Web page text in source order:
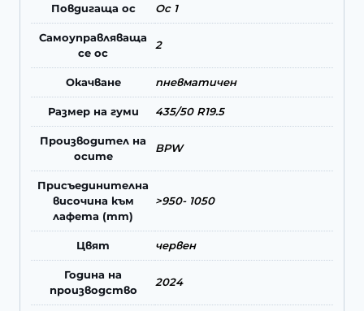
Повдигаща ос Ос 1
Самоуправляваща
се ос
2
Окачване пневматичен
Размер на гуми 435/50 R19.5
Производител на
осите
BPW
Присъединителна
височина към
лафета (mm)
>950- 1050
Цвят червен
Година на
производство
2024